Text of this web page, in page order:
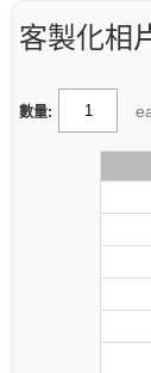
客製化相
數量: